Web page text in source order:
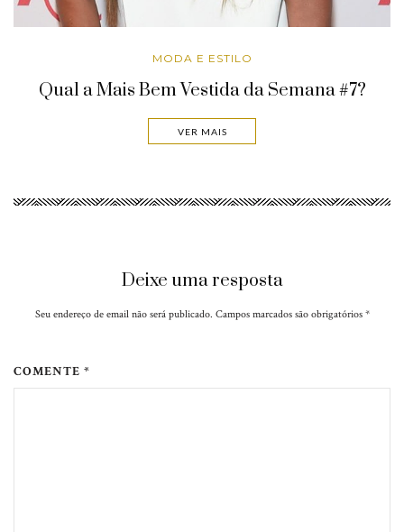
MODA E ESTILO
Qual a Mais Bem Vestida da Semana #7?
VER MAIS
Deixe uma resposta
Seu endereço de email não será publicado. Campos marcados são obrigatórios *
COMENTE *